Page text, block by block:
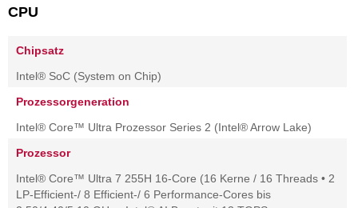
CPU
Chipsatz
Intel® SoC (System on Chip)
Prozessorgeneration
Intel® Core™ Ultra Prozessor Series 2 (Intel® Arrow Lake)
Prozessor
Intel® Core™ Ultra 7 255H 16-Core (16 Kerne / 16 Threads • 2
LP-Efficient-/ 8 Efficient-/ 6 Performance-Cores bis